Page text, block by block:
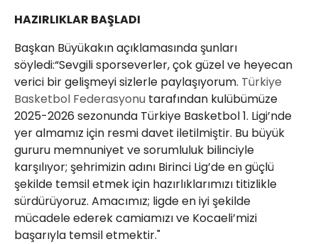
HAZIRLIKLAR BAŞLADI
Başkan Büyükakın açıklamasında şunları
söyledi:“Sevgili sporseverler, çok güzel ve heyecan
verici bir gelişmeyi sizlerle paylaşıyorum. Türkiye
Basketbol Federasyonu tarafından kulübümüze
2025-2026 sezonunda Türkiye Basketbol 1. Ligi’nde
yer almamız için resmi davet iletilmiştir. Bu büyük
gururu memnuniyet ve sorumluluk bilinciyle
karşılıyor; şehrimizin adını Birinci Lig’de en güçlü
şekilde temsil etmek için hazırlıklarımızı titizlikle
sürdürüyoruz. Amacımız; ligde en iyi şekilde
mücadele ederek camiamızı ve Kocaeli’mizi
başarıyla temsil etmektir."